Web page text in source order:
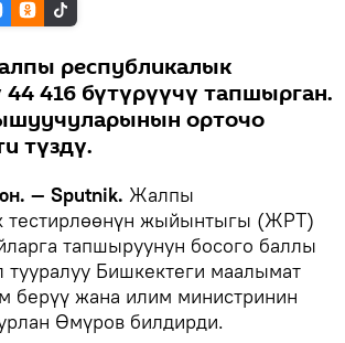
республикалык
44 416 бүтүрүүчү тапшырган.
орточо
түздү.
— Sputnik. Жалпы
тестирлөөнүн жыйынтыгы (ЖРТ)
тапшыруунун босого баллы
тууралуу Бишкектеги маалымат
берүү жана илим министринин
Өмүров билдирди.